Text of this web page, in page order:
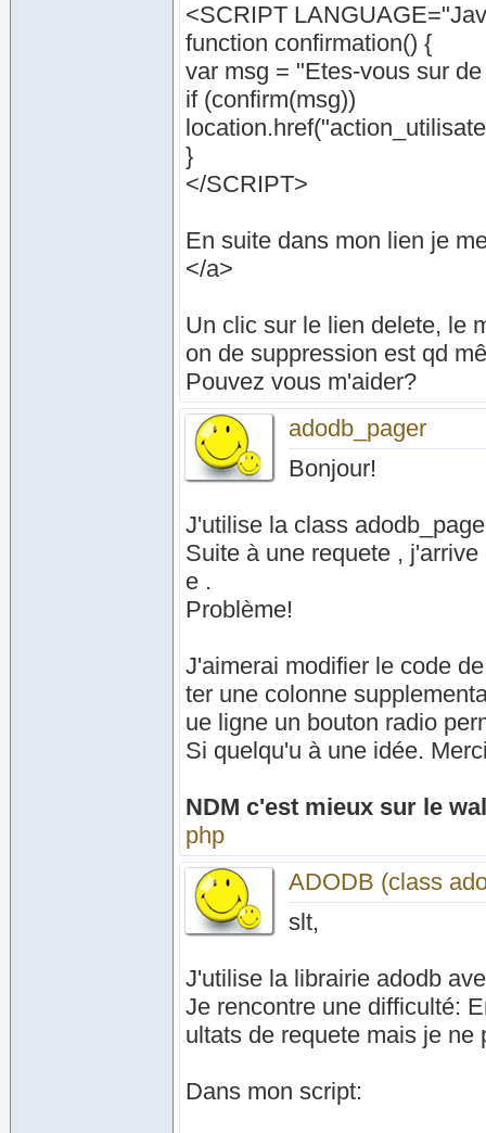
<SCRIPT
function confirmation() {
var msg = "Etes-vous sur
if (confirm(msg))
}
</SCRIPT>
En suite dans mon lien je
</a>
Un clic sur le lien delete, le
on de suppression est qd
Pouvez vous m'aider?
adodb_pager
Bonjour!
J'utilise la class
Suite à une requete ,
e .
Problème!
J'aimerai modifier le code
ter une colonne
ue ligne un bouton radio
Si quelqu'u à une idée.
NDM c'est mieux sur le
php
ADODB (class
slt,
J'utilise la librairie adodb
Je rencontre une difficulté:
ultats de requete mais je
Dans mon script: